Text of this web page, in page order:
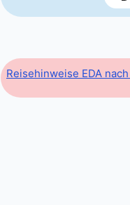
Reisehinweise EDA